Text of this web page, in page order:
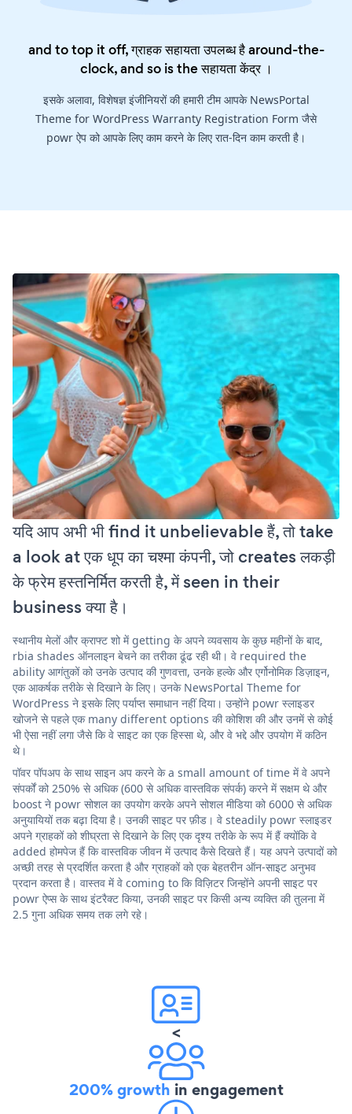
and to top it off, ग्राहक सहायता उपलब्ध है around-the-
clock, and so is theसहायता केंद्र।
इसके अलावा, विशेषज्ञ इंजीनियरों की हमारी टीम आपके NewsPortal
Theme for WordPress Warranty Registration Form जैसे
powr ऐप को आपके लिए काम करने के लिए रात-दिन काम करती है।
यदि आप अभी भी find it unbelievable हैं, तो take
a look at एक धूप का चश्मा कंपनी, जो creates लकड़ी
के फ्रेम हस्तनिर्मित करती है, में seen in their
business क्या है।
स्थानीय मेलों और क्राफ्ट शो में getting के अपने व्यवसाय के कुछ महीनों के बाद,
rbia shades ऑनलाइन बेचने का तरीका ढूंढ रही थी। वे required the
ability आगंतुकों को उनके उत्पाद की गुणवत्ता, उनके हल्के और एर्गोनोमिक डिज़ाइन,
एक आकर्षक तरीके से दिखाने के लिए। उनके NewsPortal Theme for
WordPress ने इसके लिए पर्याप्त समाधान नहीं दिया। उन्होंने powr स्लाइडर
खोजने से पहले एक many different options की कोशिश की और उनमें से कोई
भी ऐसा नहीं लगा जैसे कि वे साइट का एक हिस्सा थे, और वे भद्दे और उपयोग में कठिन
थे।
पॉवर पॉपअप के साथ साइन अप करने के a small amount of time में वे अपने
संपर्कों को 250% से अधिक (600 से अधिक वास्तविक संपर्क) करने में सक्षम थे और
boost ने powr सोशल का उपयोग करके अपने सोशल मीडिया को 6000 से अधिक
अनुयायियों तक बढ़ा दिया है। उनकी साइट पर फ़ीड। वे steadily powr स्लाइडर
अपने ग्राहकों को शीघ्रता से दिखाने के लिए एक दृश्य तरीके के रूप में हैं क्योंकि वे
added होमपेज हैं कि वास्तविक जीवन में उत्पाद कैसे दिखते हैं। यह अपने उत्पादों को
अच्छी तरह से प्रदर्शित करता है और ग्राहकों को एक बेहतरीन ऑन-साइट अनुभव
प्रदान करता है। वास्तव में वे coming to कि विज़िटर जिन्होंने अपनी साइट पर
powr ऐप्स के साथ इंटरैक्ट किया, उनकी साइट पर किसी अन्य व्यक्ति की तुलना में
2.5 गुना अधिक समय तक लगे रहे।
<
200% growth in engagement